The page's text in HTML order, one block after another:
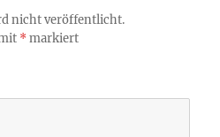
nicht veröffentlicht.
*markiert